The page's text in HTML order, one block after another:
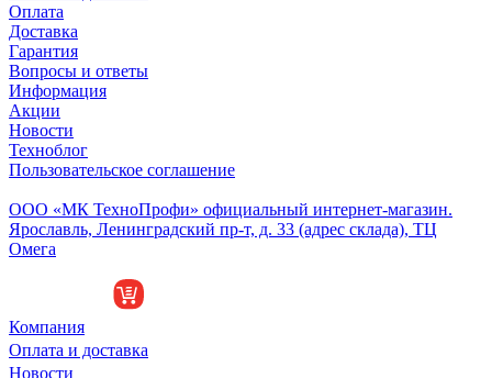
Оплата
Доставка
Гарантия
Вопросы и ответы
Информация
Акции
Новости
Техноблог
Пользовательское соглашение
ООО «МК ТехноПрофи» официальный интернет-магазин.
Ярославль, Ленинградский пр-т, д. 33 (адрес склада), ТЦ
Омега
Компания
Оплата и доставка
Новости